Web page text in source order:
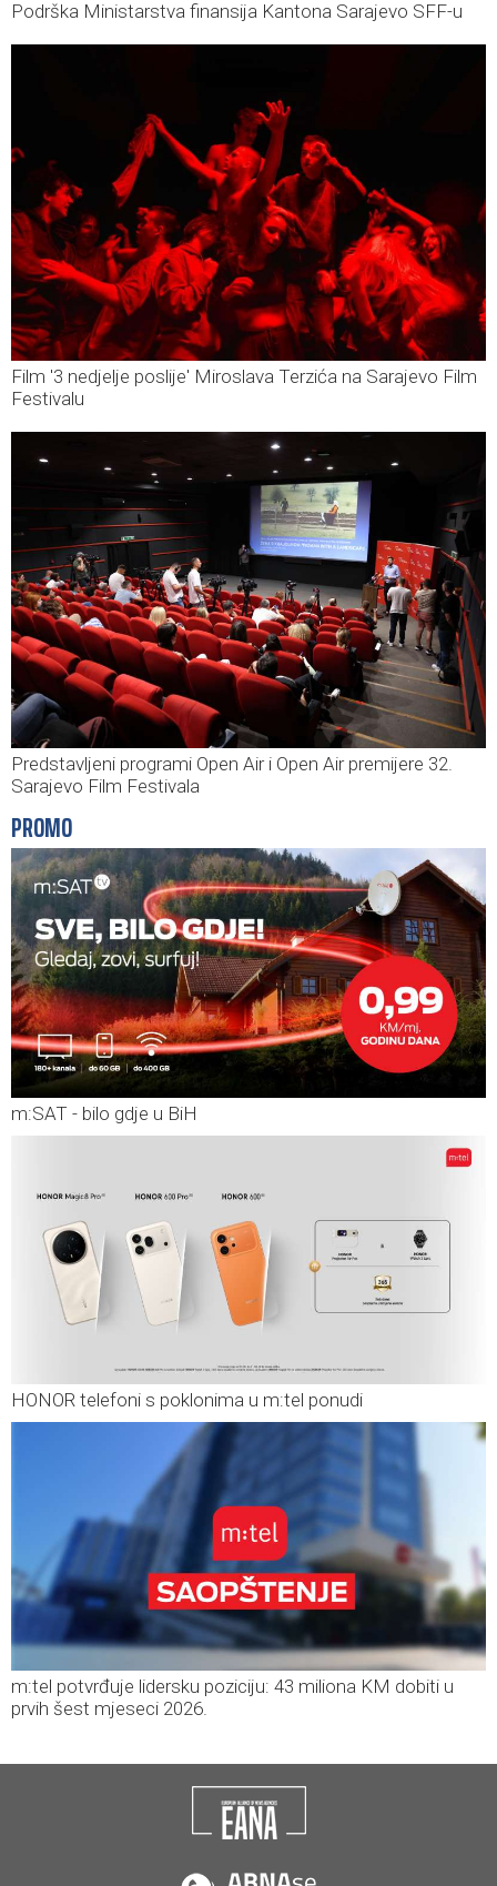
Podrška Ministarstva finansija Kantona Sarajevo SFF-u
Film '3 nedjelje poslije' Miroslava Terzića na Sarajevo Film
Festivalu
Predstavljeni programi Open Air i Open Air premijere 32.
Sarajevo Film Festivala
PROMO
m:SAT - bilo gdje u BiH
HONOR telefoni s poklonima u m:tel ponudi
m:tel potvrđuje lidersku poziciju: 43 miliona KM dobiti u
prvih šest mjeseci 2026.